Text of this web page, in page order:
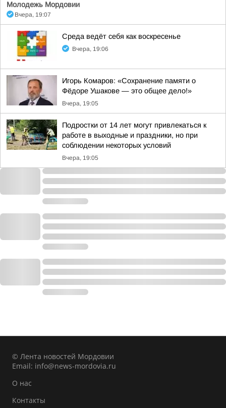
Молодежь Мордовии
Вчера, 19:07
Среда ведёт себя как воскресенье
Вчера, 19:06
Игорь Комаров: «Сохранение памяти о
Фёдоре Ушакове — это общее дело!»
Вчера, 19:05
Подростки от 14 лет могут привлекаться к
работе в выходные и праздники, но при
соблюдении некоторых условий
Вчера, 19:05
© Лента новостей Мордовии
Email: info@news-mordovia.ru
О нас
Контакты